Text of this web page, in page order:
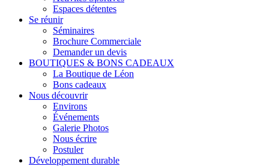
Espaces détentes
Se réunir
Séminaires
Brochure Commerciale
Demander un devis
BOUTIQUES & BONS CADEAUX
La Boutique de Léon
Bons cadeaux
Nous découvrir
Environs
Événements
Galerie Photos
Nous écrire
Postuler
Développement durable